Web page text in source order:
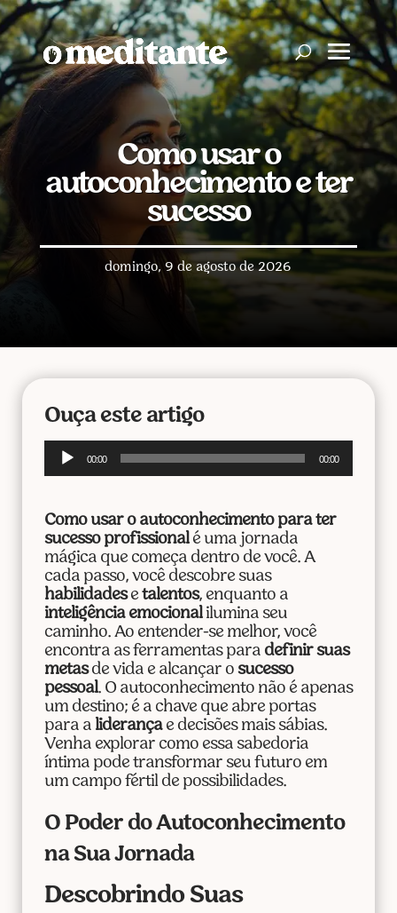
Como usar o
autoconhecimento e ter
sucesso
domingo, 9 de agosto de 2026
Ouça este artigo
Tocador
00:00 00:00
Como usar o autoconhecimento para ter
sucesso profissionalé uma jornada
mágica que começa dentro de você. A
cada passo, você descobre suas
habilidadese talentos, enquanto a
inteligência emocionalilumina seu
caminho. Ao entender-se melhor, você
encontra as ferramentas para definir suas
metasde vida e alcançar o sucesso
pessoal. O autoconhecimento não é apenas
um destino; é a chave que abre portas
para a liderançae decisões mais sábias.
Venha explorar como essa sabedoria
íntima pode transformar seu futuro em
um campo fértil de possibilidades.
O Poder do Autoconhecimento
na Sua Jornada
Descobrindo Suas